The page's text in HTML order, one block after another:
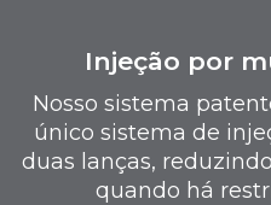
Injeção por
Nosso sistema
único sistema de
duas lanças,
quando há